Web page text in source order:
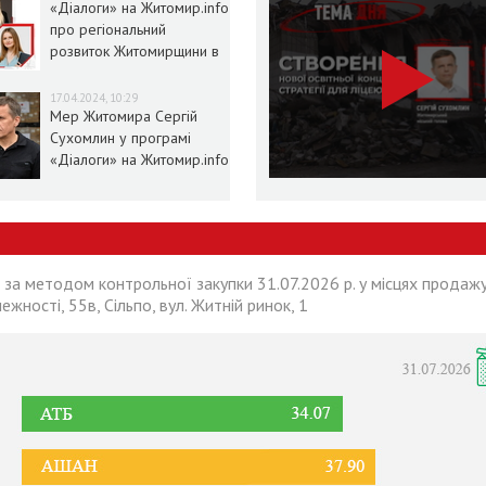
«Діалоги» на Житомир.info
про регіональний
розвиток Житомирщини в
17.04.2024, 10:29
Мер Житомира Сергій
Сухомлин у програмі
«Діалоги» на Житомир.info
за методом контрольної закупки 31.07.2026 р. у місцях
55в, Сільпо, вул. Житній ринок, 1